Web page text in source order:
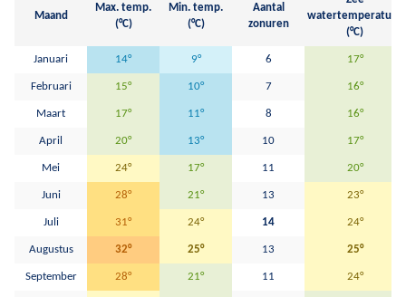
Maand
Max. temp.
(°C)
Min. temp.
(°C)
Aantal
zonuren
watertemperatuur
(°C)
Januari 14° 9° 6 17°
Februari 15° 10° 7 16°
Maart 17° 11° 8 16°
April 20° 13° 10 17°
Mei 24° 17° 11 20°
Juni 28° 21° 13 23°
Juli 31° 24° 14 24°
Augustus 32° 25° 13 25°
September 28° 21° 11 24°